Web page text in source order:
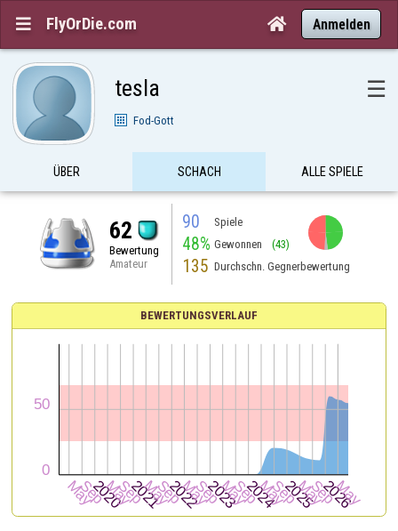
 FlyOrDie.com  Anmelden
tesla ☰
Fod-Gott
ÜBER SCHACH ALLE SPIELE
62
Bewertung
Amateur
90 Spiele
48% Gewonnen (43)
135 Durchschn. Gegnerbewertung
BEWERTUNGSVERLAUF